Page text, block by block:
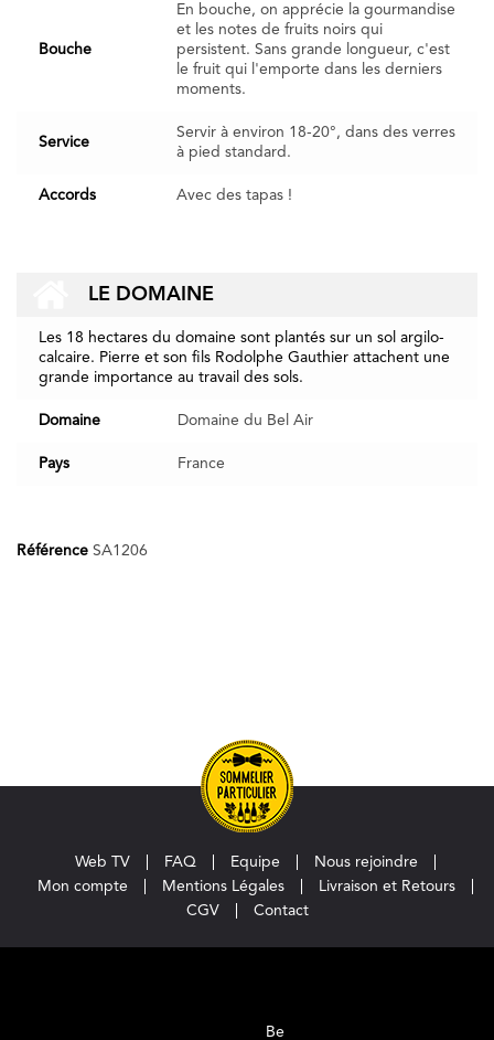
Bouche
En bouche, on apprécie la gourmandise
et les notes de fruits noirs qui
persistent. Sans grande longueur, c'est
le fruit qui l'emporte dans les derniers
moments.
Service
Servir à environ 18-20°, dans des verres
à pied standard.
Accords Avec des tapas !
LE DOMAINE
Les 18 hectares du domaine sont plantés sur un sol argilo-
calcaire. Pierre et son fils Rodolphe Gauthier attachent une
grande importance au travail des sols.
Domaine Domaine du Bel Air
Pays France
Référence SA1206
Web TV FAQ Equipe
Nous rejoindre
Mon compte
Mentions Légales
Livraison et Retours
CGV
Contact
Be